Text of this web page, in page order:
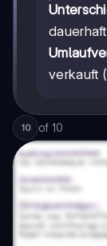
verkauft
10 of 10